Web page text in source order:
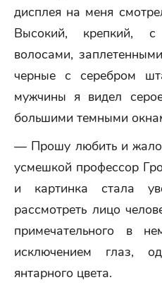
дисплея на меня
Высокий, крепкий,
волосами,
черные с серебром
мужчины я видел
большими темными
— Прошу любить и
усмешкой профессор
и картинка стала
рассмотреть лицо
примечательного в
исключением глаз,
янтарного цвета.